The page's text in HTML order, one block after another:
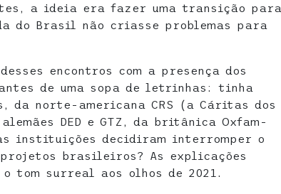
a ideia era fazer uma transição para
do Brasil não criasse problemas para
encontros com a presença dos
de uma sopa de letrinhas: tinha
da norte-americana CRS (a Cáritas dos
DED e GTZ, da britânica Oxfam-
instituições decidiram interromper o
brasileiros? As explicações
tom surreal aos olhos de 2021.